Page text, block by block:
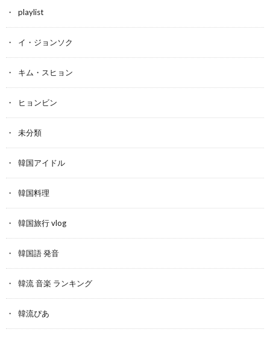
playlist
イ・ジョンソク
キム・スヒョン
ヒョンビン
未分類
韓国アイドル
韓国料理
韓国旅行 vlog
韓国語 発音
韓流 音楽 ランキング
韓流ぴあ